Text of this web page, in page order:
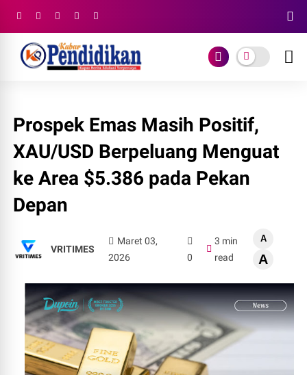
Prospek Emas Masih Positif,
XAU/USD Berpeluang Menguat
ke Area $5.386 pada Pekan
Depan
VRITIMES
Maret 03,
2026
0
3 min
read
A
A